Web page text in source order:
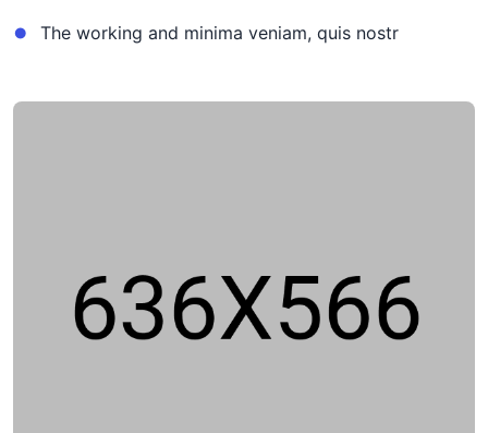
The working and minima veniam, quis nostr